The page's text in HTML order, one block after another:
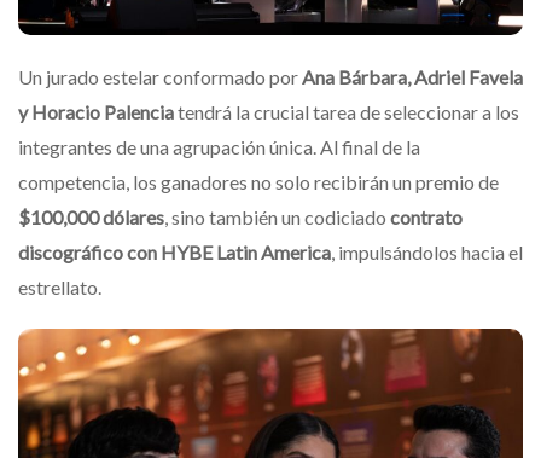
Un jurado estelar conformado porAna Bárbara, Adriel Favela
y Horacio Palenciatendrá la crucial tarea de seleccionar a los
integrantes de una agrupación única. Al final de la
competencia, los ganadores no solo recibirán un premio de
$100,000 dólares, sino también un codiciado contrato
discográfico con HYBE Latin America, impulsándolos hacia el
estrellato.